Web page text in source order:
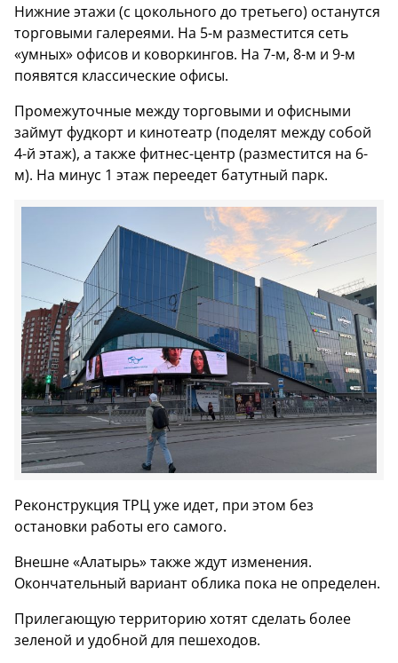
Нижние этажи (с цокольного до третьего) останутся
торговыми галереями. На 5-м разместится сеть
«умных» офисов и коворкингов. На 7-м, 8-м и 9-м
появятся классические офисы.
Промежуточные между торговыми и офисными
займут фудкорт и кинотеатр (поделят между собой
4-й этаж), а также фитнес-центр (разместится на 6-
м). На минус 1 этаж переедет батутный парк.
Реконструкция ТРЦ уже идет, при этом без
остановки работы его самого.
Внешне «Алатырь» также ждут изменения.
Окончательный вариант облика пока не определен.
Прилегающую территорию хотят сделать более
зеленой и удобной для пешеходов.